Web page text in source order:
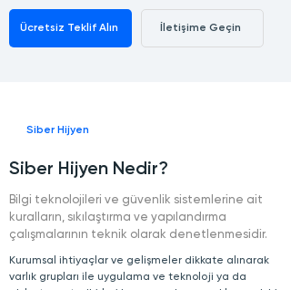
Ücretsiz Teklif Alın İletişime Geçin
Siber Hijyen
Siber Hijyen Nedir?
Bilgi teknolojileri ve güvenlik sistemlerine ait
kuralların, sıkılaştırma ve yapılandırma
çalışmalarının teknik olarak denetlenmesidir.
Kurumsal ihtiyaçlar ve gelişmeler dikkate alınarak
varlık grupları ile uygulama ve teknoloji ya da